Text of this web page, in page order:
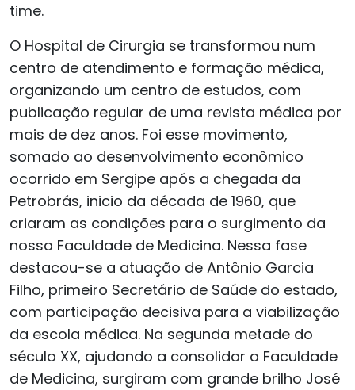
time.
O Hospital de Cirurgia se transformou num
centro de atendimento e formação médica,
organizando um centro de estudos, com
publicação regular de uma revista médica por
mais de dez anos. Foi esse movimento,
somado ao desenvolvimento econômico
ocorrido em Sergipe após a chegada da
Petrobrás, inicio da década de 1960, que
criaram as condições para o surgimento da
nossa Faculdade de Medicina. Nessa fase
destacou-se a atuação de Antônio Garcia
Filho, primeiro Secretário de Saúde do estado,
com participação decisiva para a viabilização
da escola médica. Na segunda metade do
século XX, ajudando a consolidar a Faculdade
de Medicina, surgiram com grande brilho José